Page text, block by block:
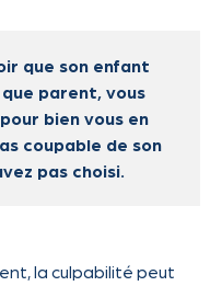
que son enfant
parent, vous
bien vous en
coupable de son
pas choisi.
la culpabilité peut